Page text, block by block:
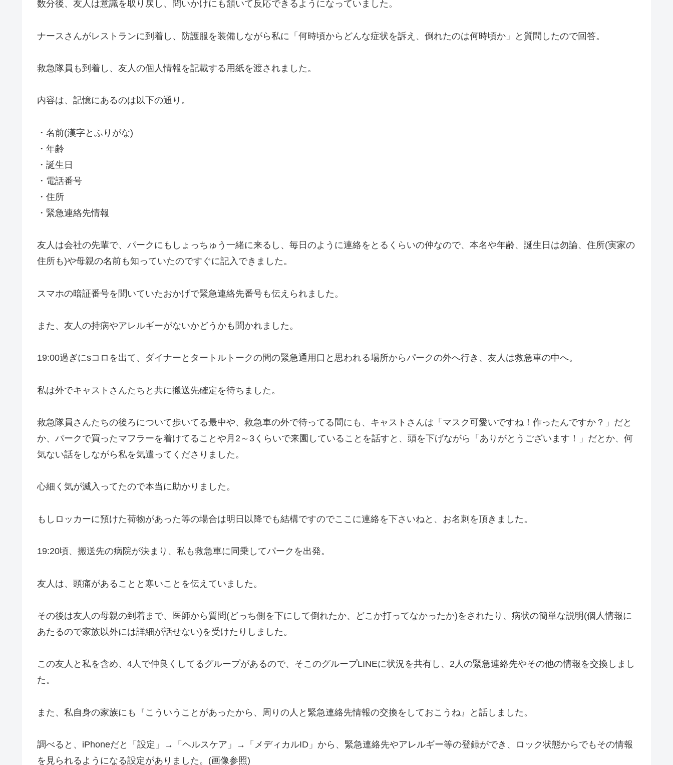
数分後、友人は意識を取り戻し、問いかけにも頷いて反応できるようになっていました。
ナースさんがレストランに到着し、防護服を装備しながら私に「何時頃からどんな症状を訴え、倒れたのは何時頃か」と質問したので回答。
救急隊員も到着し、友人の個人情報を記載する用紙を渡されました。
内容は、記憶にあるのは以下の通り。
・名前(漢字とふりがな)
・年齢
・誕生日
・電話番号
・住所
・緊急連絡先情報
友人は会社の先輩で、パークにもしょっちゅう一緒に来るし、毎日のように連絡をとるくらいの仲なので、本名や年齢、誕生日は勿論、住所(実家の
住所も)や母親の名前も知っていたのですぐに記入できました。
スマホの暗証番号を聞いていたおかげで緊急連絡先番号も伝えられました。
また、友人の持病やアレルギーがないかどうかも聞かれました。
19:00過ぎにsコロを出て、ダイナーとタートルトークの間の緊急通用口と思われる場所からパークの外へ行き、友人は救急車の中へ。
私は外でキャストさんたちと共に搬送先確定を待ちました。
救急隊員さんたちの後ろについて歩いてる最中や、救急車の外で待ってる間にも、キャストさんは「マスク可愛いですね！作ったんですか？」だと
か、パークで買ったマフラーを着けてることや月2～3くらいで来園していることを話すと、頭を下げながら「ありがとうございます！」だとか、何
気ない話をしながら私を気遣ってくださりました。
心細く気が滅入ってたので本当に助かりました。
もしロッカーに預けた荷物があった等の場合は明日以降でも結構ですのでここに連絡を下さいねと、お名刺を頂きました。
19:20頃、搬送先の病院が決まり、私も救急車に同乗してパークを出発。
友人は、頭痛があることと寒いことを伝えていました。
その後は友人の母親の到着まで、医師から質問(どっち側を下にして倒れたか、どこか打ってなかったか)をされたり、病状の簡単な説明(個人情報に
あたるので家族以外には詳細が話せない)を受けたりしました。
この友人と私を含め、4人で仲良くしてるグループがあるので、そこのグループLINEに状況を共有し、2人の緊急連絡先やその他の情報を交換しまし
た。
また、私自身の家族にも『こういうことがあったから、周りの人と緊急連絡先情報の交換をしておこうね』と話しました。
調べると、iPhoneだと「設定」→「ヘルスケア」→「メディカルID」から、緊急連絡先やアレルギー等の登録ができ、ロック状態からでもその情報
を見られるようになる設定がありました。(画像参照)